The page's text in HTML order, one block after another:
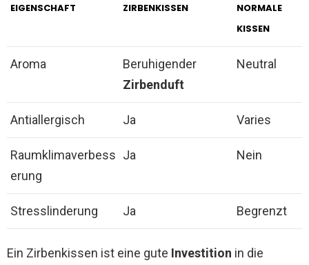
EIGENSCHAFT ZIRBENKISSEN
NORMALE
KISSEN
Aroma
Beruhigender
Zirbenduft
Neutral
Antiallergisch Ja Varies
Raumklimaverbess
erung
Ja Nein
Stresslinderung Ja Begrenzt
Ein Zirbenkissen ist eine gute Investition in die